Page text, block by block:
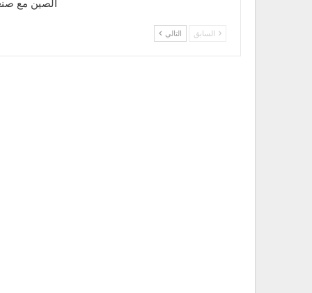
كيلومتر مربع من محافظتي البيضاء ومارب.الصين مع
السابق التالي